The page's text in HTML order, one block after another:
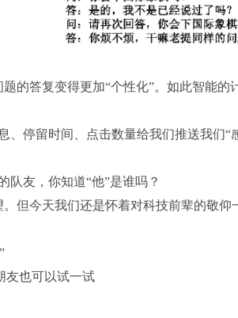
的答复变得更加“个性化”。如此智能的
、停留时间、点击数量给我们推送我们“
队友，你知道“他”是谁吗？
但今天我们还是怀着对科技前辈的敬仰
友也可以试一试